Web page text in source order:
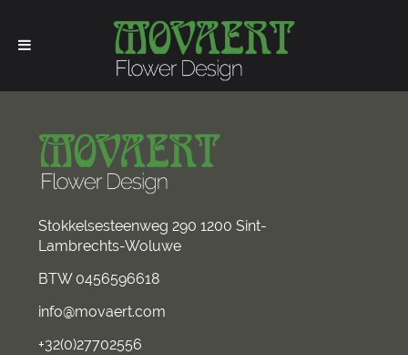
Stokkelsesteenweg 290 1200 Sint-
Lambrechts-Woluwe
BTW 0456596618
info@movaert.com
+32(0)27702556